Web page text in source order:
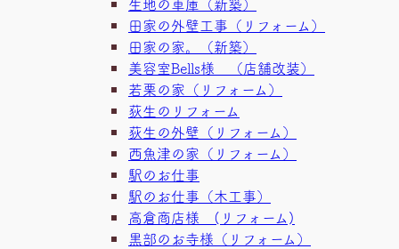
田家の外壁工事（リフォーム）
田家の家。（新築）
美容室Bells様 （店舗改装）
若栗の家（リフォーム）
荻生のリフォーム
荻生の外壁（リフォーム）
西魚津の家（リフォーム）
駅のお仕事
駅のお仕事（木工事）
高倉商店様 (リフォーム)
黒部のお寺様（リフォーム）